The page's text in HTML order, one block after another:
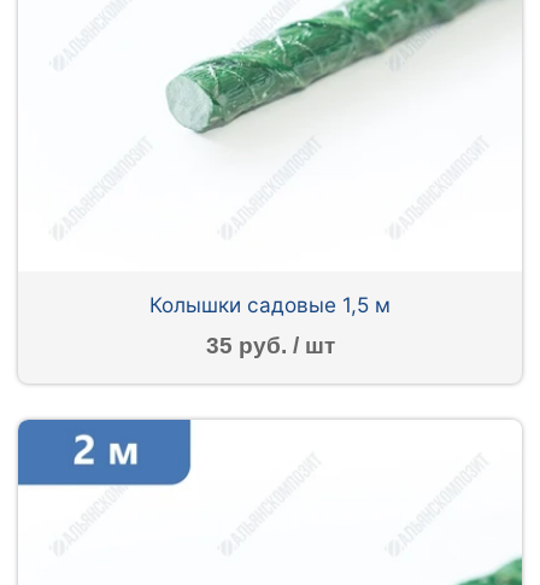
Колышки садовые 1,5 м
35 руб. / шт